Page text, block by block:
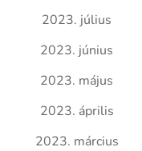
2023. július
2023. június
2023. május
2023. április
2023. március